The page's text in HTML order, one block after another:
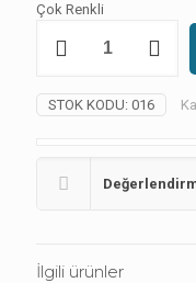
Çok Renkli
İlanı
(1000
STOK KODU: 016
İlgili ürünler